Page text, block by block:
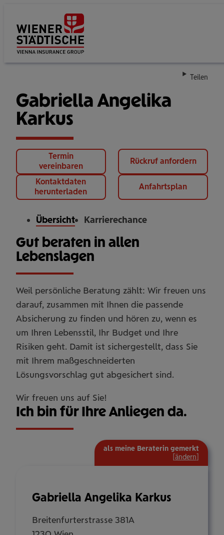
Teilen
Gabriella Angelika
Karkus
Termin
vereinbaren
Rückruf anfordern
Kontaktdaten
herunterladen
Anfahrtsplan
Übersicht Karrierechance
Gut beraten in allen
Lebenslagen
Weil persönliche Beratung zählt: Wir freuen uns
darauf, zusammen mit Ihnen die passende
Absicherung zu finden und hören zu, wenn es
um Ihren Lebensstil, Ihr Budget und Ihre
Risiken geht. Damit ist sichergestellt, dass Sie
mit Ihrem maßgeschneiderten
Lösungsvorschlag gut abgesichert sind.
Wir freuen uns auf Sie!
Ich bin für Ihre Anliegen da.
Gabriella Angelika Karkus
Breitenfurterstrasse 381A
als meine Beraterin gemerkt
ändern